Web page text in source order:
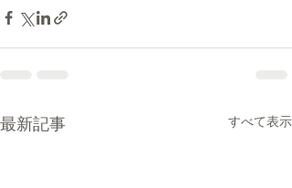
最新記事 すべて表示